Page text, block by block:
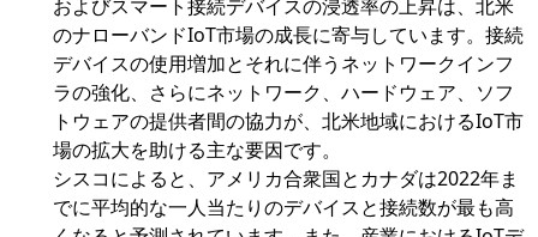
およびスマート接続デバイスの浸透率の上昇は、北米
のナローバンドIoT市場の成長に寄与しています。接続
デバイスの使用増加とそれに伴うネットワークインフ
ラの強化、さらにネットワーク、ハードウェア、ソフ
トウェアの提供者間の協力が、北米地域におけるIoT市
場の拡大を助ける主な要因です。
シスコによると、アメリカ合衆国とカナダは2022年ま
でに平均的な一人当たりのデバイスと接続数が最も高